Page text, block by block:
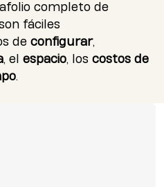
completo de
fáciles
de configurar,
, el espacio, los costos de
.